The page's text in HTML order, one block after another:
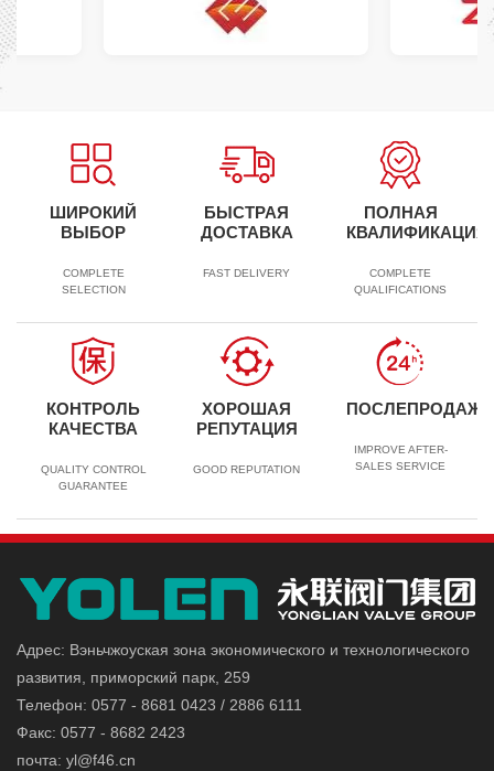
ШИРОКИЙ
ВЫБОР
COMPLETE
SELECTION
БЫСТРАЯ
ДОСТАВКА
FAST DELIVERY
ПОЛНАЯ
КВАЛИФИКАЦИЯ
COMPLETE
QUALIFICATIONS
КОНТРОЛЬ
КАЧЕСТВА
QUALITY CONTROL
GUARANTEE
ХОРОШАЯ
РЕПУТАЦИЯ
GOOD REPUTATION
IMPROVE AFTER-
SALES SERVICE
Адрес: Вэньчжоуская зона экономического и технологического
развития, приморский парк, 259
Телефон: 0577 - 8681 0423 / 2886 6111
Факс: 0577 - 8682 2423
почта: yl@f46.cn